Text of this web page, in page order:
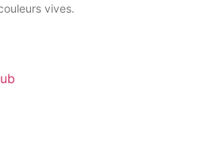
vives.